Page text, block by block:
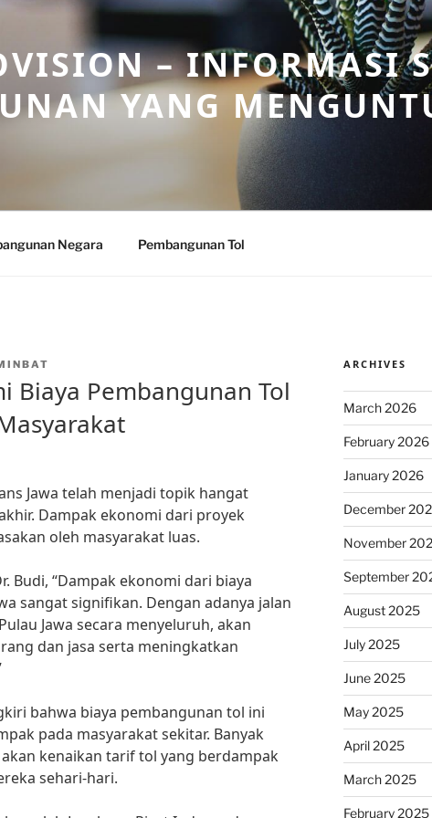
– INFORMASI
YANG
Negara Pembangunan Tol
Biaya Pembangunan Tol
Jawa telah menjadi topik hangat
Dampak ekonomi dari proyek
oleh masyarakat luas.
Budi, “Dampak ekonomi dari biaya
sangat signifikan. Dengan adanya jalan
Jawa secara menyeluruh, akan
dan jasa serta meningkatkan
bahwa biaya pembangunan tol ini
pada masyarakat sekitar. Banyak
kenaikan tarif tol yang berdampak
sehari-hari.
ARCHIVES
March 2026
February 2026
January 2026
December
November
September
August 2025
July 2025
June 2025
May 2025
April 2025
March 2025
February 2025